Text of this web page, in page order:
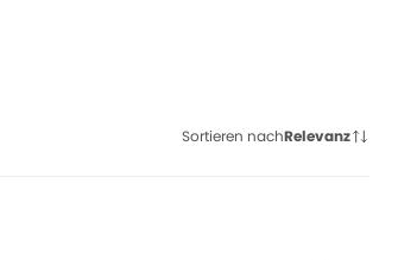
Sortieren nachRelevanz